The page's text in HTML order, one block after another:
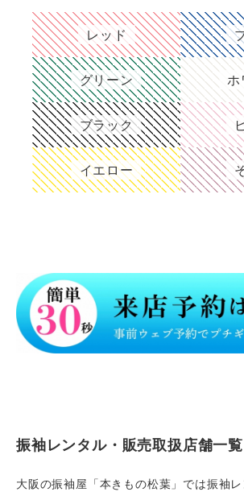
レッド
グリーン ホ
ブラック
イエロー
振袖レンタル・販売取扱店舗一覧
大阪の振袖屋「本きもの松葉」では振袖